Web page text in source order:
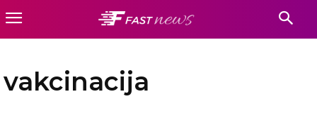
vakcinacija